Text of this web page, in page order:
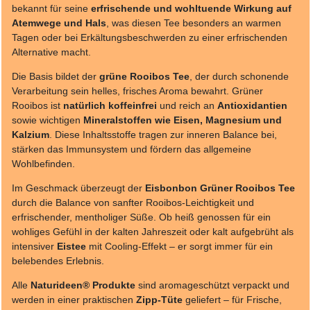
bekannt für seine erfrischende und wohltuende Wirkung auf
Atemwege und Hals , was diesen Tee besonders an warmen
Tagen oder bei Erkältungsbeschwerden zu einer erfrischenden
Alternative macht.
Die Basis bildet der grüne Rooibos Tee , der durch schonende
Verarbeitung sein helles, frisches Aroma bewahrt. Grüner
Rooibos ist natürlich koffeinfrei und reich an Antioxidantien
sowie wichtigen Mineralstoffen wie Eisen, Magnesium und
Kalzium . Diese Inhaltsstoffe tragen zur inneren Balance bei,
stärken das Immunsystem und fördern das allgemeine
Wohlbefinden.
Im Geschmack überzeugt der Eisbonbon Grüner Rooibos Tee
durch die Balance von sanfter Rooibos-Leichtigkeit und
erfrischender, mentholiger Süße. Ob heiß genossen für ein
wohliges Gefühl in der kalten Jahreszeit oder kalt aufgebrüht als
intensiver Eistee mit Cooling-Effekt – er sorgt immer für ein
belebendes Erlebnis.
Alle Naturideen® Produkte sind aromageschützt verpackt und
werden in einer praktischen Zipp-Tüte geliefert – für Frische,